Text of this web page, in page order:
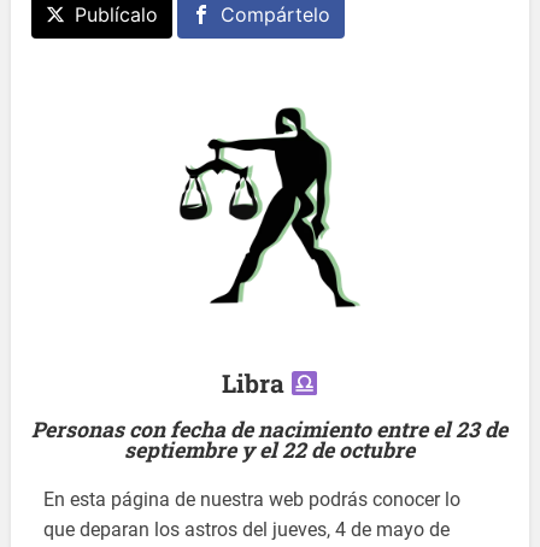
Publícalo Compártelo
Libra
Personas con fecha de nacimiento entre el 23 de
septiembre y el 22 de octubre
En esta página de nuestra web podrás conocer lo
que deparan los astros del jueves, 4 de mayo de